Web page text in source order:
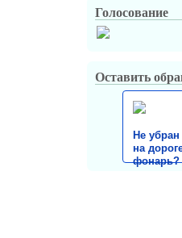
Голосование
Оставить
Не
на
фонарь?